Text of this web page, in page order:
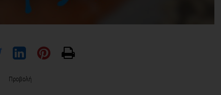
Προβολή